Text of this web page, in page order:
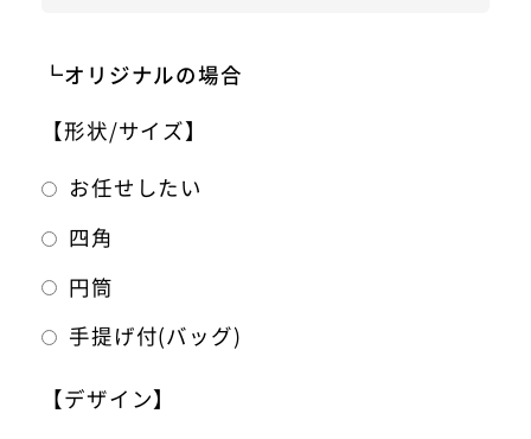
┗オリジナルの場合
【形状/サイズ】
お任せしたい
四角
円筒
手提げ付(バッグ)
【デザイン】